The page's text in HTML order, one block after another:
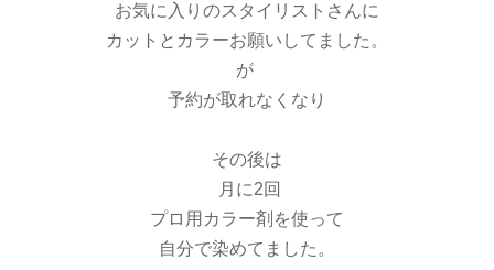
お気に入りのスタイリストさんに
カットとカラーお願いしてました。
が
予約が取れなくなり
その後は
月に2回
プロ用カラー剤を使って
自分で染めてました。